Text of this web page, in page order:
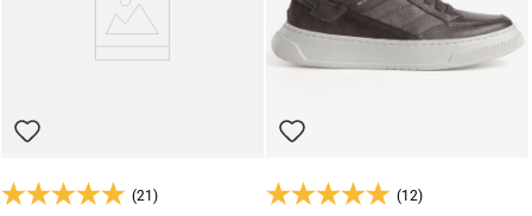
(21) (12)